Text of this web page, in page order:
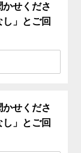
せくださ
」とご回
せくださ
」とご回